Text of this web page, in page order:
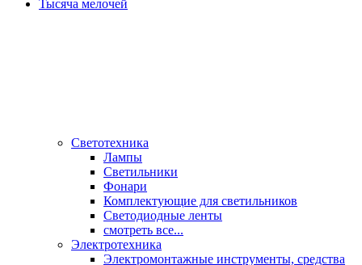
Тысяча мелочей
Светотехника
Лампы
Светильники
Фонари
Комплектующие для светильников
Светодиодные ленты
смотреть все...
Электротехника
Электромонтажные инструменты, средства